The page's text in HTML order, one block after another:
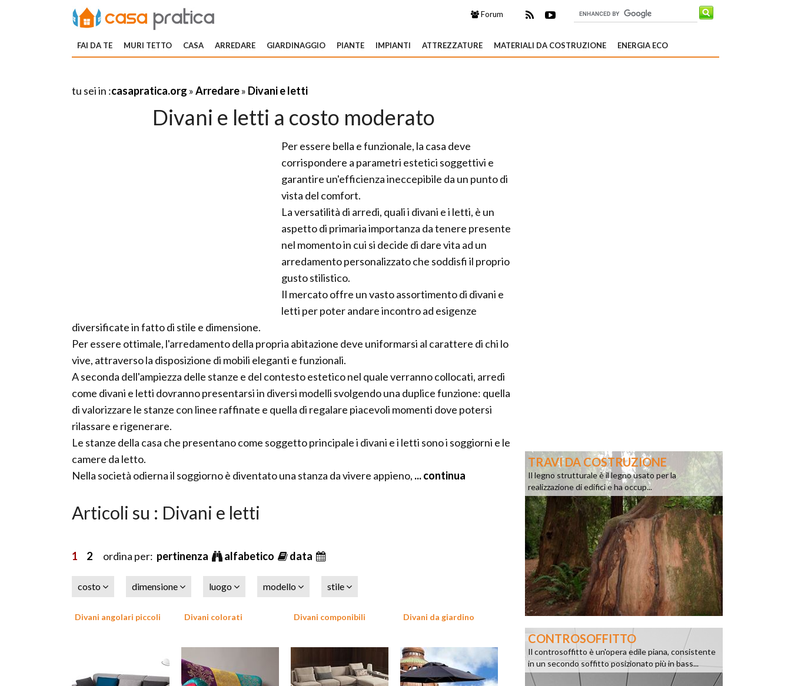
Forum
FAI DA TE MURI TETTO CASA ARREDARE GIARDINAGGIO PIANTE IMPIANTI ATTREZZATURE MATERIALI DA COSTRUZIONE ENERGIA ECO
tu sei in :casapratica.org »Arredare» Divani e letti
Divani e letti a costo moderato
Per essere bella e funzionale, la casa deve
corrispondere a parametri estetici soggettivi e
garantire un'efficienza ineccepibile da un punto di
vista del comfort.
La versatilità di arredi, quali i divani e i letti, è un
aspetto di primaria importanza da tenere presente
nel momento in cui si decide di dare vita ad un
arredamento personalizzato che soddisfi il proprio
gusto stilistico.
Il mercato offre un vasto assortimento di divani e
letti per poter andare incontro ad esigenze
diversificate in fatto di stile e dimensione.
Per essere ottimale, l'arredamento della propria abitazione deve uniformarsi al carattere di chi lo
vive, attraverso la disposizione di mobili eleganti e funzionali.
A seconda dell'ampiezza delle stanze e del contesto estetico nel quale verranno collocati, arredi
come divani e letti dovranno presentarsi in diversi modelli svolgendo una duplice funzione: quella
di valorizzare le stanze con linee raffinate e quella di regalare piacevoli momenti dove potersi
rilassare e rigenerare.
Le stanze della casa che presentano come soggetto principale i divani e i letti sono i soggiorni e le
camere da letto.
Nella società odierna il soggiorno è diventato una stanza da vivere appieno, ... continua
Articoli su : Divani e letti
1 2 ordina per: pertinenza alfabetico data
costo dimensione luogo modello stile
Divani angolari piccoli Divani colorati Divani componibili Divani da giardino
TRAVI DA COSTRUZIONE
Il legno strutturale è il legno usato per la
realizzazione di edifici e ha occup...
CONTROSOFFITTO
Il controsoffitto è un'opera edile piana, consistente
in un secondo soffitto posizionato più in bass...